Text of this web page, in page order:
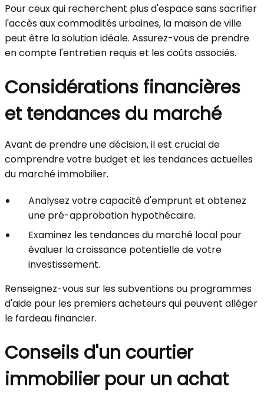
Pour ceux qui recherchent plus d'espace sans sacrifier
l'accès aux commodités urbaines, la maison de ville
peut être la solution idéale. Assurez-vous de prendre
en compte l'entretien requis et les coûts associés.
Considérations financières
et tendances du marché
Avant de prendre une décision, il est crucial de
comprendre votre budget et les tendances actuelles
du marché immobilier.
Analysez votre capacité d'emprunt et obtenez
une pré-approbation hypothécaire.
Examinez les tendances du marché local pour
évaluer la croissance potentielle de votre
investissement.
Renseignez-vous sur les subventions ou programmes
d'aide pour les premiers acheteurs qui peuvent alléger
le fardeau financier.
Conseils d'un courtier
immobilier pour un achat